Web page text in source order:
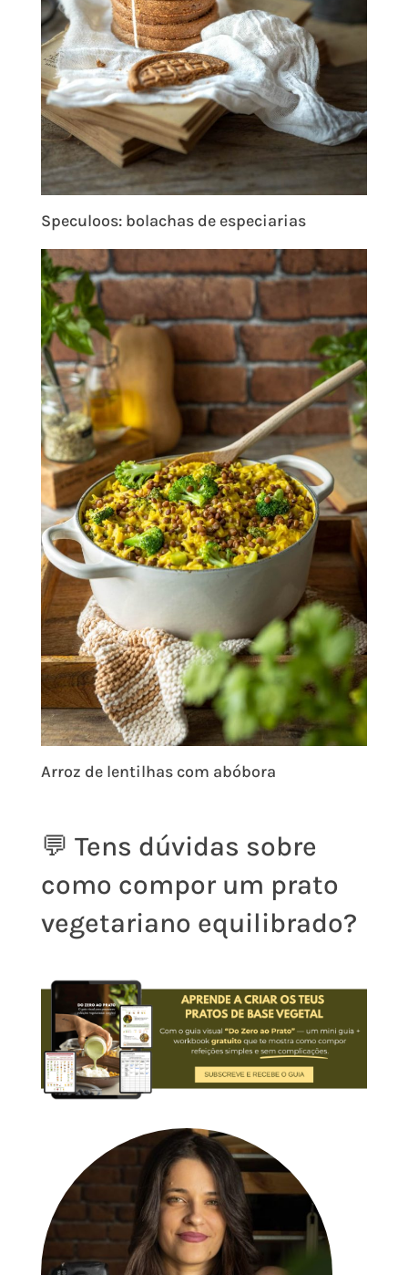
Speculoos: bolachas de especiarias
Arroz de lentilhas com abóbora
💬 Tens dúvidas sobre
como compor um prato
vegetariano equilibrado?